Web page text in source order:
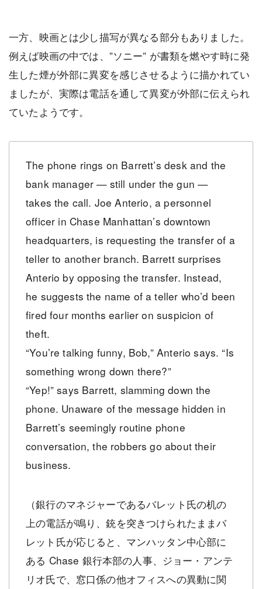
一方、映画とは少し描写が異なる部分もありました。
例えば映画の中では、”ソニー” が書類を燃やす時に発
生した煙が外部に異変を感じさせるように描かれてい
ましたが、実際は電話を通して異変が外部に伝えられ
ていたようです。
The phone rings on Barrett’s desk and the
bank manager — still under the gun —
takes the call. Joe Anterio, a personnel
officer in Chase Manhattan’s downtown
headquarters, is requesting the transfer of a
teller to another branch. Barrett surprises
Anterio by opposing the transfer. Instead,
he suggests the name of a teller who’d been
fired four months earlier on suspicion of
theft.
“You’re talking funny, Bob,” Anterio says. “Is
something wrong down there?”
“Yep!” says Barrett, slamming down the
phone. Unaware of the message hidden in
Barrett’s seemingly routine phone
conversation, the robbers go about their
business.
（銀行のマネジャーであるバレット氏の机の
上の電話が鳴り、銃を突きつけられたままバ
レット氏が応じると、マンハッタン中心部に
ある Chase 銀行本部の人事、ジョー・アンテ
リオ氏で、窓口係の他オフィスへの異動に関